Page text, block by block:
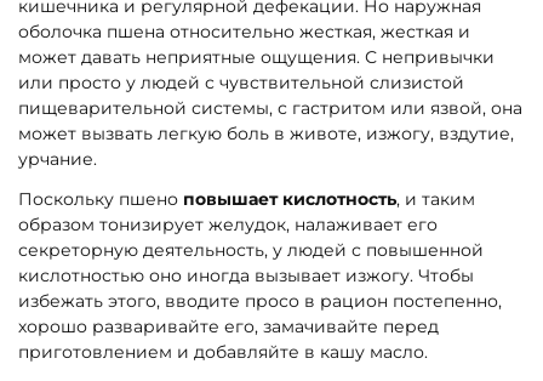
кишечника и регулярной дефекации. Но наружная
оболочка пшена относительно жесткая, жесткая и
может давать неприятные ощущения. С непривычки
или просто у людей с чувствительной слизистой
пищеварительной системы, с гастритом или язвой, она
может вызвать легкую боль в животе, изжогу, вздутие,
урчание.
Поскольку пшено повышает кислотность, и таким
образом тонизирует желудок, налаживает его
секреторную деятельность, у людей с повышенной
кислотностью оно иногда вызывает изжогу. Чтобы
избежать этого, вводите просо в рацион постепенно,
хорошо разваривайте его, замачивайте перед
приготовлением и добавляйте в кашу масло.